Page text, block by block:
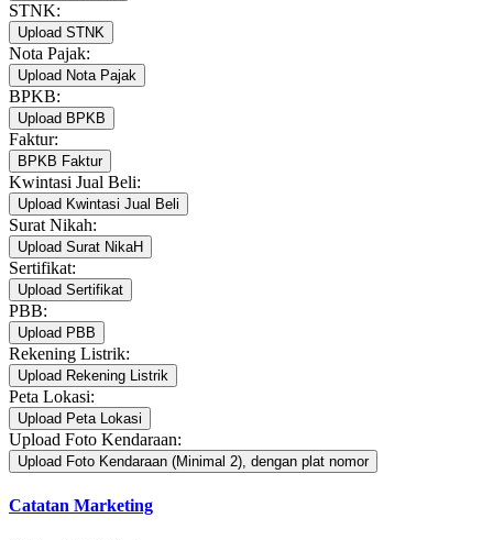
STNK:
Upload STNK
Nota Pajak:
Upload Nota Pajak
BPKB:
Upload BPKB
Faktur:
BPKB Faktur
Kwintasi Jual Beli:
Upload Kwintasi Jual Beli
Surat Nikah:
Upload Surat NikaH
Sertifikat:
Upload Sertifikat
PBB:
Upload PBB
Rekening Listrik:
Upload Rekening Listrik
Peta Lokasi:
Upload Peta Lokasi
Upload Foto Kendaraan:
Upload Foto Kendaraan (Minimal 2), dengan plat nomor
Catatan Marketing